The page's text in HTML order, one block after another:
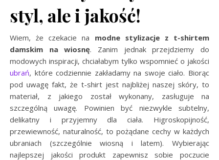
styl, ale i jakość!
Wiem, że czekacie na modne stylizacje z t-shirtem
damskim na wiosnę. Zanim jednak przejdziemy do
modowych inspiracji, chciałabym tylko wspomnieć o jakości
ubrań, które codziennie zakładamy na swoje ciało. Biorąc
pod uwagę fakt, że t-shirt jest najbliżej naszej skóry, to
materiał, z jakiego został wykonany, zasługuje na
szczególną uwagę. Powinien być niezwykle subtelny,
delikatny i przyjemny dla ciała. Higroskopijność,
przewiewność, naturalność, to pożądane cechy w każdych
ubraniach (szczególnie wiosną i latem). Wybierając
najlepszej jakości produkt zapewnisz sobie poczucie